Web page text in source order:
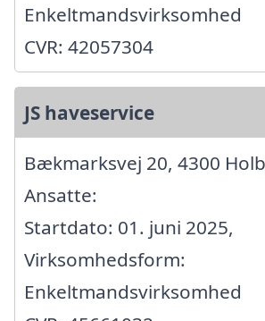
Enkeltmandsvirksomhed
CVR: 42057304
JS haveservice
Bækmarksvej 20, 4300
Ansatte:
Startdato: 01. juni 2025,
Virksomhedsform:
Enkeltmandsvirksomhed